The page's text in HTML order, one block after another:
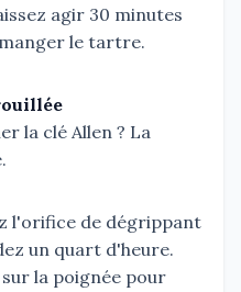
agir 30 minutes
le tartre.
la clé Allen ? La
l'orifice de dégrippant
un quart d'heure.
la poignée pour